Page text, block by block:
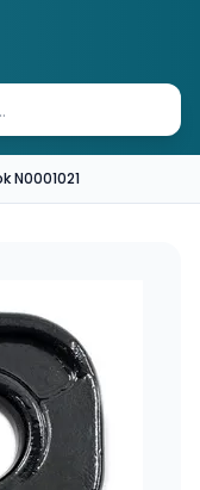
N0001021